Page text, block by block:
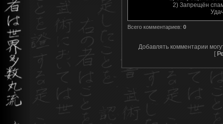
2) Запрещён
Всего комментариев: 0
Добавлять комментарии
[